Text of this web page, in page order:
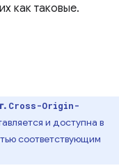
как таковые.
Cross-Origin-
и доступна в
соответствующим